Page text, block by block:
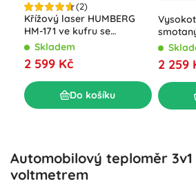
(2)
Křížový laser HUMBERG
HM-171 ve kufru se
stativem, 4D 16 linií, zelený
Skladem
2 599 Kč
Do košíku
W
2 259
Automobilový teploměr
voltmetrem